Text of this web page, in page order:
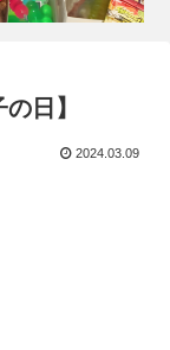
日】
2024.03.09